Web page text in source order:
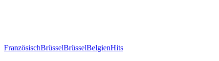
FranzösischBrüsselBrüsselBelgienHits